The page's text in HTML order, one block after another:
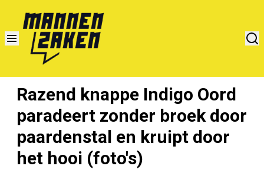
Razend knappe Indigo Oord
paradeert zonder broek door
paardenstal en kruipt door
het hooi (foto's)